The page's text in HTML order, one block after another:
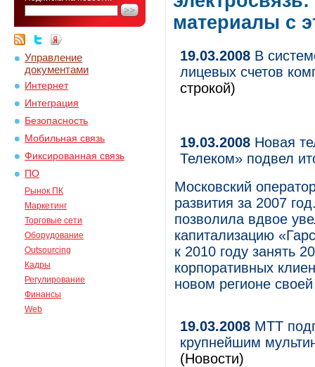
Управление
документами
Интернет
Интеграция
Безопасность
Мобильная связь
Фиксированная связь
ПО
Рынок ПК
Маркетинг
Торговые сети
Оборудование
Outsourcing
Кадры
Регулирование
Финансы
Web
материалы с
19.03.2008 В
лицевых счетов
строкой)
19.03.2008 Новая
Телеком» подвел
Московский
развития за 2007
позволила вдвое
капитализацию
к 2010 году занять
корпоративных
новом регионе
19.03.2008 МТТ
крупнейшим
(Новости)